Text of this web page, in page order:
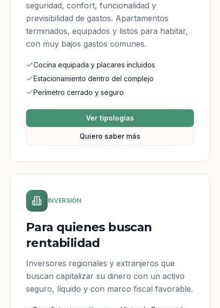
seguridad, confort, funcionalidad y
previsibilidad de gastos. Apartamentos
terminados, equipados y listos para habitar,
con muy bajos gastos comunes.
Cocina equipada y placares incluidos
Estacionamiento dentro del complejo
Perímetro cerrado y seguro
Ver tipologías
Quiero saber más
INVERSIÓN
Para quienes buscan
rentabilidad
Inversores regionales y extranjeros que
buscan capitalizar su dinero con un activo
seguro, líquido y con marco fiscal favorable.